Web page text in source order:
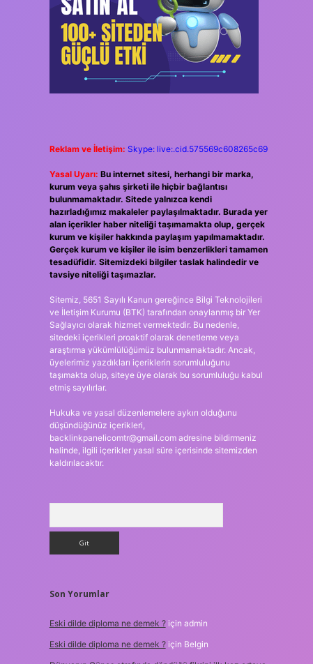
Reklam ve İletişim: Skype: live:.cid.575569c608265c69
Yasal Uyarı: Bu internet sitesi, herhangi bir marka,
kurum veya şahıs şirketi ile hiçbir bağlantısı
bulunmamaktadır. Sitede yalnızca kendi
hazırladığımız makaleler paylaşılmaktadır. Burada yer
alan içerikler haber niteliği taşımamakta olup, gerçek
kurum ve kişiler hakkında paylaşım yapılmamaktadır.
Gerçek kurum ve kişiler ile isim benzerlikleri tamamen
tesadüfidir. Sitemizdeki bilgiler taslak halindedir ve
tavsiye niteliği taşımazlar.
Sitemiz, 5651 Sayılı Kanun gereğince Bilgi Teknolojileri
ve İletişim Kurumu (BTK) tarafından onaylanmış bir Yer
Sağlayıcı olarak hizmet vermektedir. Bu nedenle,
sitedeki içerikleri proaktif olarak denetleme veya
araştırma yükümlülüğümüz bulunmamaktadır. Ancak,
üyelerimiz yazdıkları içeriklerin sorumluluğunu
taşımakta olup, siteye üye olarak bu sorumluluğu kabul
etmiş sayılırlar.
Hukuka ve yasal düzenlemelere aykırı olduğunu
düşündüğünüz içerikleri,
backlinkpanelicomtr@gmail.comadresine bildirmeniz
halinde, ilgili içerikler yasal süre içerisinde sitemizden
kaldırılacaktır.
Son Yorumlar
Eski dilde diploma ne demek ?için admin
Eski dilde diploma ne demek ?için Belgin